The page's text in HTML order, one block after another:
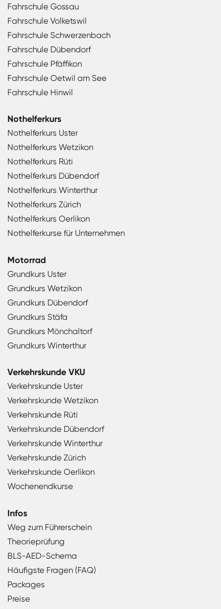
Fahrschule Gossau
Fahrschule Volketswil
Fahrschule Schwerzenbach
Fahrschule Dübendorf
Fahrschule Pfäffikon
Fahrschule Oetwil am See
Fahrschule Hinwil
Nothelferkurs
Nothelferkurs Uster
Nothelferkurs Wetzikon
Nothelferkurs Rüti
Nothelferkurs Dübendorf
Nothelferkurs Winterthur
Nothelferkurs Zürich
Nothelferkurs Oerlikon
Nothelferkurse für Unternehmen
Motorrad
Grundkurs Uster
Grundkurs Wetzikon
Grundkurs Dübendorf
Grundkurs Stäfa
Grundkurs Mönchaltorf
Grundkurs Winterthur
Verkehrskunde VKU
Verkehrskunde Uster
Verkehrskunde Wetzikon
Verkehrskunde Rüti
Verkehrskunde Dübendorf
Verkehrskunde Winterthur
Verkehrskunde Zürich
Verkehrskunde Oerlikon
Wochenendkurse
Infos
Weg zum Führerschein
Theorieprüfung
BLS-AED-Schema
Häufigste Fragen (FAQ)
Packages
Preise